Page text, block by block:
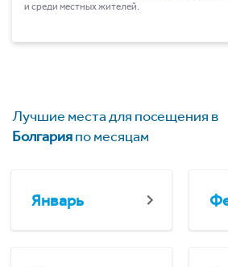
и среди местных жителей.
Лучшие места для посещения в
Болгарияпо месяцам
Январь